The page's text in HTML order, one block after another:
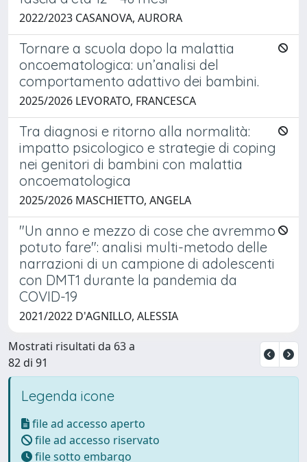
2022/2023 CASANOVA, AURORA
Tornare a scuola dopo la malattia
oncoematologica: un’analisi del
comportamento adattivo dei bambini.
2025/2026 LEVORATO, FRANCESCA
Tra diagnosi e ritorno alla normalità:
impatto psicologico e strategie di coping
nei genitori di bambini con malattia
oncoematologica
2025/2026 MASCHIETTO, ANGELA
"Un anno e mezzo di cose che avremmo
potuto fare": analisi multi-metodo delle
narrazioni di un campione di adolescenti
con DMT1 durante la pandemia da
COVID-19
2021/2022 D'AGNILLO, ALESSIA
Mostrati risultati da 63 a
82 di 91
Legenda icone
file ad accesso aperto
file ad accesso riservato
file sotto embargo